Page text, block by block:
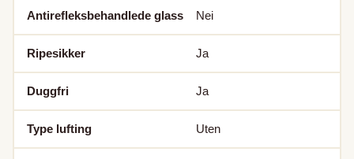
Antirefleksbehandlede glass Nei
Ripesikker Ja
Duggfri Ja
Type lufting Uten